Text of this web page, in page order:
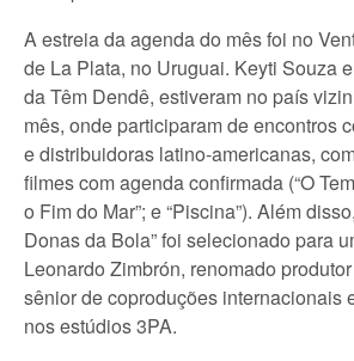
A estreia da agenda do mês foi no
de La Plata, no Uruguai. Keyti Souza
da Têm Dendê, estiveram no país
mês, onde participaram de encontros
e distribuidoras latino-americanas,
filmes com agenda confirmada (“O
o Fim do Mar”; e “Piscina”). Além
Donas da Bola” foi selecionado para
Leonardo Zimbrón, renomado
sênior de coproduções internacionais
nos estúdios 3PA.